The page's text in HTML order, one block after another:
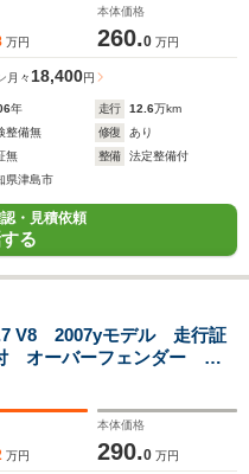
万円
本体価格
260.0 万円
月々 18,400円
年 走行 12.6万km
整備無 修復
あり
無 整備
法定整備付
県津島市
・見積依頼
る
V8 2007yモデル 走行証
オーバーフェンダー ハ
Bluetoothオーディオ バ
ETC
万円
本体価格
290.0 万円